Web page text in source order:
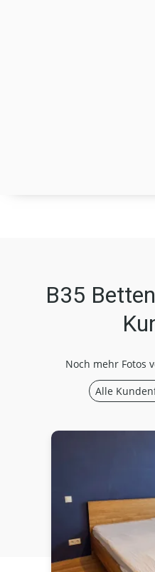
B35
Noch mehr Fotos
Alle